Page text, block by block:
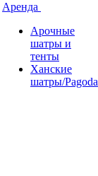
Аренда
Арочные
шатры и
тенты
Ханские
шатры/Pagoda